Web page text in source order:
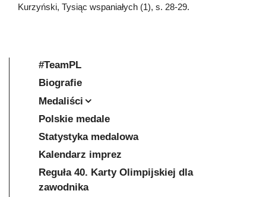
Kurzyński, Tysiąc wspaniałych (1), s. 28-29.
#TeamPL
Biografie
Medaliści
Polskie medale
Statystyka medalowa
Kalendarz imprez
Reguła 40. Karty Olimpijskiej dla
zawodnika